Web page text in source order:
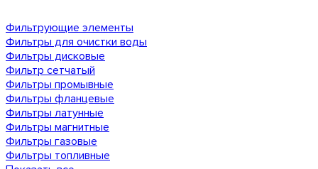
Фильтрующие элементы
Фильтры для очистки воды
Фильтры дисковые
Фильтр сетчатый
Фильтры промывные
Фильтры фланцевые
Фильтры латунные
Фильтры магнитные
Фильтры газовые
Фильтры топливные